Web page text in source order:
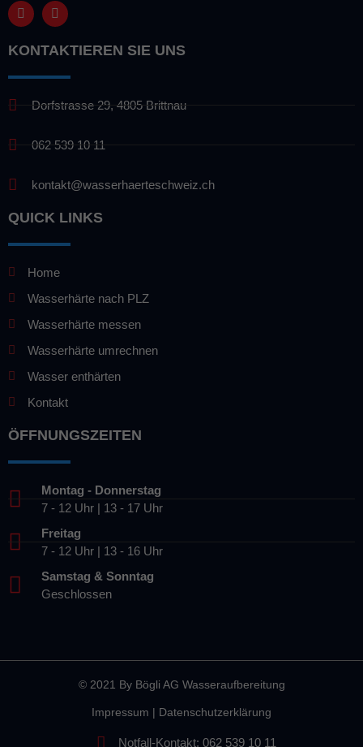
KONTAKTIEREN SIE UNS
Dorfstrasse 29, 4805 Brittnau
062 539 10 11
kontakt@wasserhaerteschweiz.ch
QUICK LINKS
Home
Wasserhärte nach PLZ
Wasserhärte messen
Wasserhärte umrechnen
Wasser enthärten
Kontakt
ÖFFNUNGSZEITEN
Montag - Donnerstag
7 - 12 Uhr | 13 - 17 Uhr
Freitag
7 - 12 Uhr | 13 - 16 Uhr
Samstag & Sonntag
Geschlossen
© 2021 By Bögli AG Wasseraufbereitung
Impressum | Datenschutzerklärung
Notfall-Kontakt: 062 539 10 11